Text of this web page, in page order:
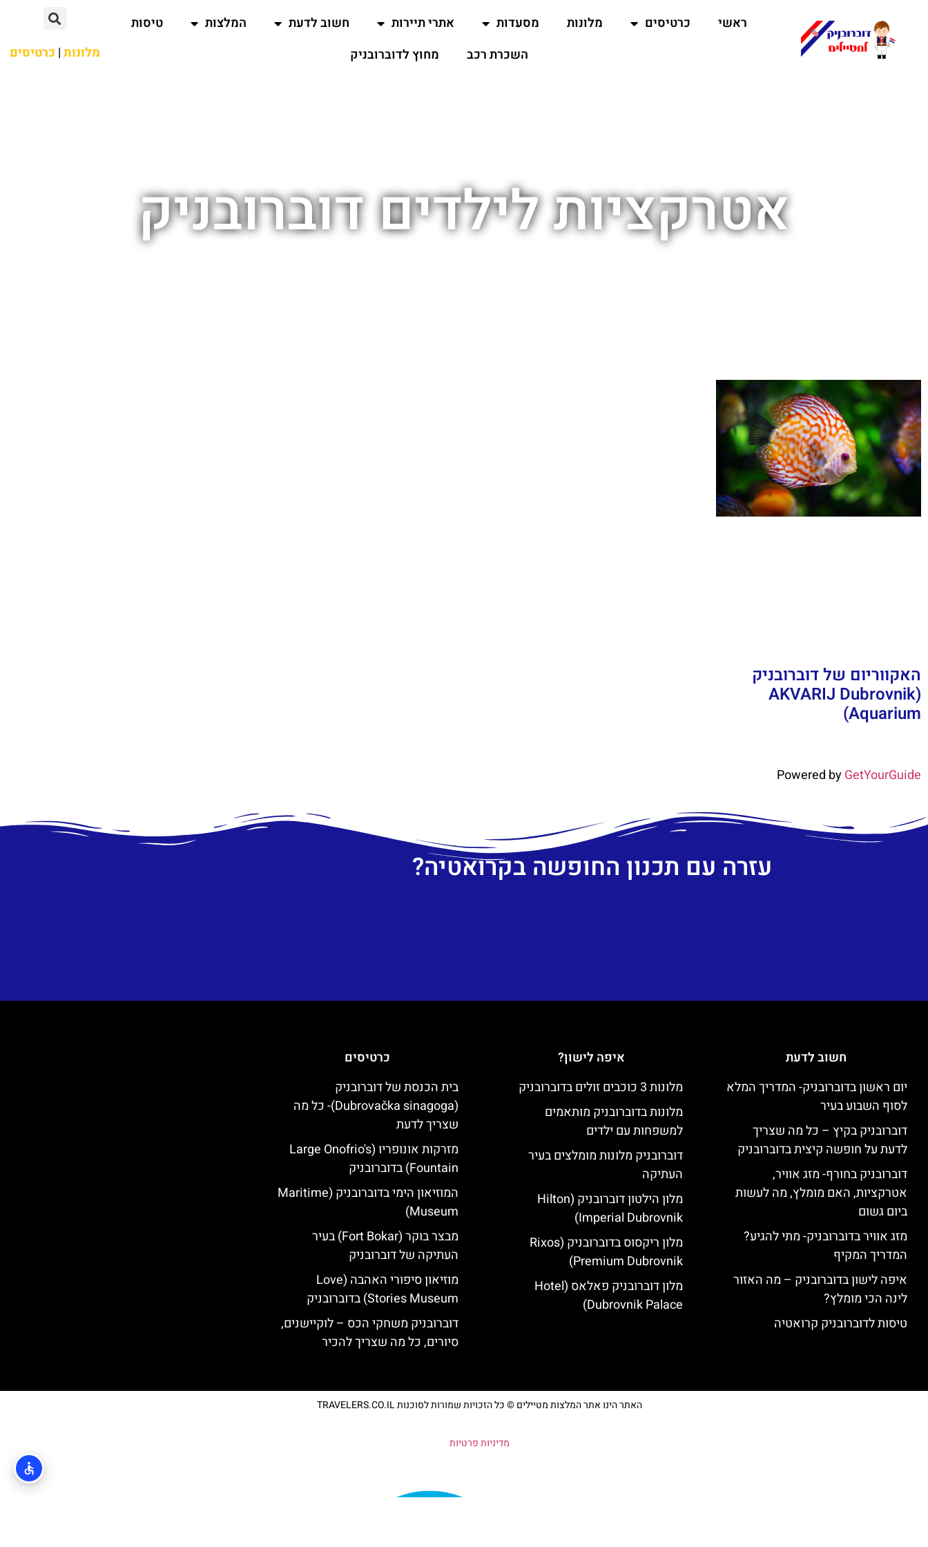
ראשי כרטיסים מלונות מסעדות אתרי תיירות חשוב לדעת המלצות
טיסות
השכרת רכב
מחוץ לדוברובניק מלונות| כרטיסים
אטרקציות לילדים דוברובניק
האקווריום של דוברובניק
(AKVARIJ Dubrovnik
Aquarium)
Powered byGetYourGuide
עזרה עם תכנון החופשה בקרואטיה?
חשוב לדעת
יום ראשון בדוברובניק- המדריך המלא
לסוף השבוע בעיר
דוברובניק בקיץ – כל מה שצריך
לדעת על חופשה קיצית בדוברובניק
דוברובניק בחורף- מזג אוויר,
אטרקציות, האם מומלץ, מה לעשות
ביום גשום
מזג אוויר בדוברובניק- מתי להגיע?
המדריך המקיף
איפה לישון בדוברובניק – מה האזור
לינה הכי מומלץ?
טיסות לדוברובניק קרואטיה
איפה לישון?
מלונות 3 כוכבים זולים בדוברובניק
מלונות בדוברובניק מותאמים
למשפחות עם ילדים
דוברובניק מלונות מומלצים בעיר
העתיקה
מלון הילטון דוברובניק (Hilton
Imperial Dubrovnik)
מלון ריקסוס בדוברובניק (Rixos
Premium Dubrovnik)
מלון דוברובניק פאלאס (Hotel
Dubrovnik Palace)
כרטיסים
בית הכנסת של דוברובניק
(Dubrovačka sinagoga)- כל מה
שצריך לדעת
מזרקות אונופריו (Large Onofrio's
Fountain) בדוברובניק
המוזיאון הימי בדוברובניק (Maritime
Museum)
מבצר בוקר (Fort Bokar) בעיר
העתיקה של דוברובניק
מוזיאון סיפורי האהבה (Love
Stories Museum) בדוברובניק
דוברובניק משחקי הכס – לוקיישנים,
סיורים, כל מה שצריך להכיר
האתר הינו אתר המלצות מטיילים © כל הזכויות שמורות לסוכנות TRAVELERS.CO.IL
מדיניות פרטיות